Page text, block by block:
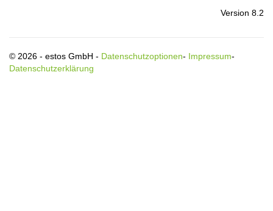
Version 8.2
© 2026 - estos GmbH - Datenschutzoptionen- Impressum-
Datenschutzerklärung